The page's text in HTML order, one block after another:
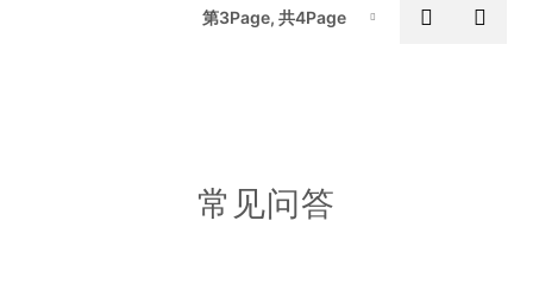
Page-3
第3Page, 共4Page Previous
常见问答